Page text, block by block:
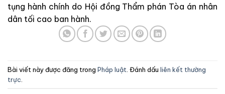
tụng hành chính do Hội đồng Thẩm phán Tòa án nhân
dân tối cao ban hành.
Bài viết này được đăng trong Pháp luật . Đánh dấu liên kết thường
trực